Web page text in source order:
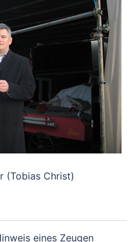
(Tobias Christ)
eines Zeugen